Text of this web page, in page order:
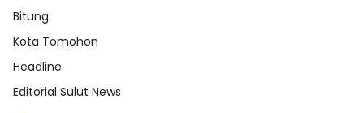
Bitung
Kota Tomohon
Headline
Editorial Sulut News